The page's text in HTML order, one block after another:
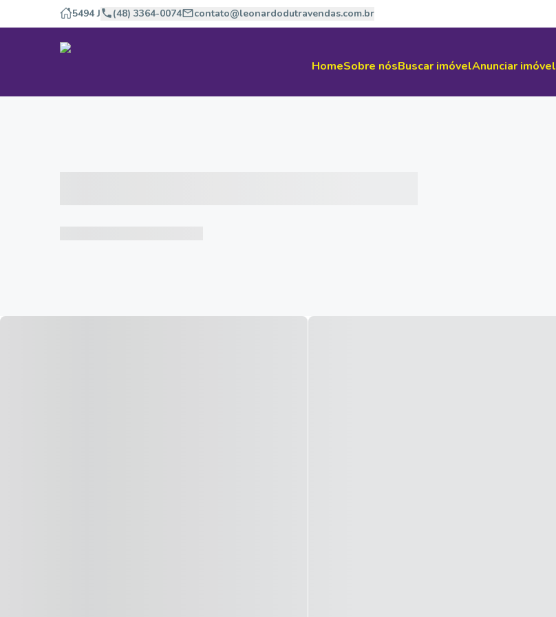
5494 J (48) 3364-0074 contato@leonardodutravendas.com.br
HomeSobre nósBuscar imóvelAnunciar imóvel